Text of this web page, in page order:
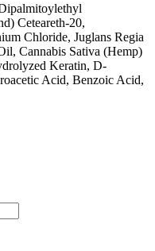
Ceteareth-20,
Chloride, Juglans Regia
Cannabis Sativa (Hemp)
Keratin, D-
Acid, Benzoic Acid,